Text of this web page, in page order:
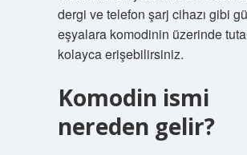
dergi ve telefon şarj cihazı gibi
eşyalara komodinin üzerinde
kolayca erişebilirsiniz.
Komodin ismi
nereden gelir?